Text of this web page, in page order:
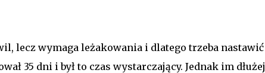
lecz wymaga leżakowania i dlatego trzeba nastawić
35 dni i był to czas wystarczający. Jednak im dłużej